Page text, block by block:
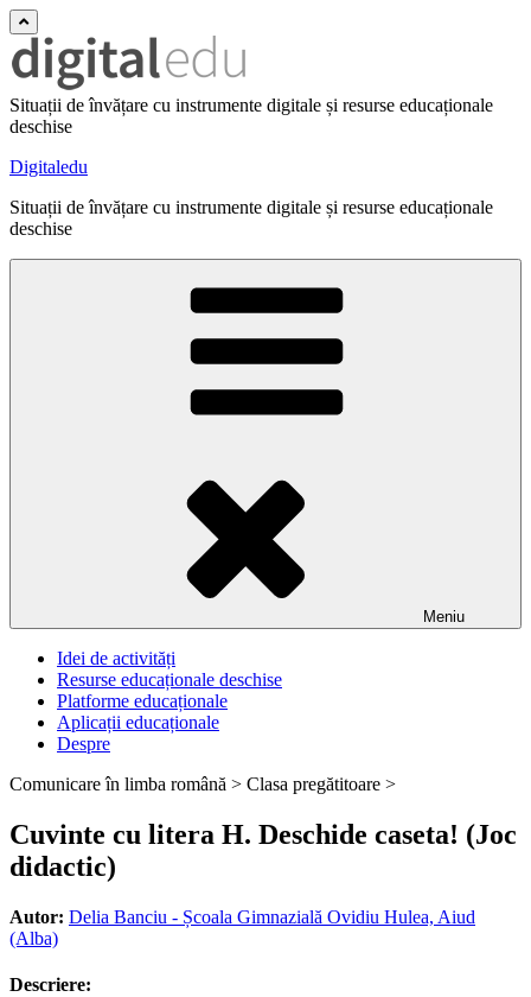
Situații de învățare cu instrumente digitale și resurse educaționale
deschise
Digitaledu
Situații de învățare cu instrumente digitale și resurse educaționale
deschise
Meniu
Idei de activități
Resurse educaționale deschise
Platforme educaționale
Aplicații educaționale
Despre
Comunicare în limba română > Clasa pregătitoare >
Cuvinte cu litera H. Deschide caseta! (Joc
didactic)
Autor: Delia Banciu - Școala Gimnazială Ovidiu Hulea, Aiud
(Alba)
Descriere: